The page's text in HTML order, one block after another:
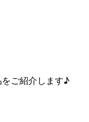
をご紹介します♪